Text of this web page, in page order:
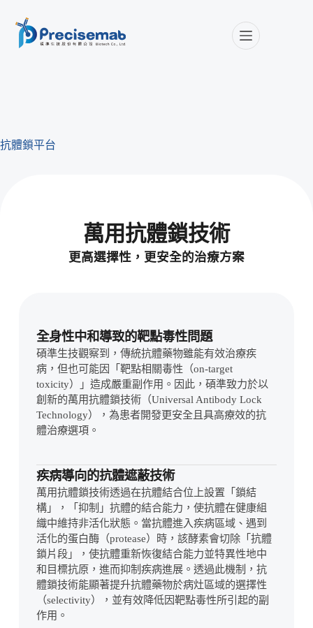
抗體鎖平台
萬用抗體鎖技術
更高選擇性，更安全的治療方案
全身性中和導致的靶點毒性問題
碩準生技觀察到，傳統抗體藥物雖能有效治療疾
病，但也可能因「靶點相關毒性（on-target
toxicity）」造成嚴重副作用。因此，碩準致力於以
創新的萬用抗體鎖技術（Universal Antibody Lock
Technology），為患者開發更安全且具高療效的抗
體治療選項。
疾病導向的抗體遮蔽技術
萬用抗體鎖技術透過在抗體結合位上設置「鎖結
構」，「抑制」抗體的結合能力，使抗體在健康組
織中維持非活化狀態。當抗體進入疾病區域、遇到
活化的蛋白酶（protease）時，該酵素會切除「抗體
鎖片段」，使抗體重新恢復結合能力並特異性地中
和目標抗原，進而抑制疾病進展。透過此機制，抗
體鎖技術能顯著提升抗體藥物於病灶區域的選擇性
（selectivity），並有效降低因靶點毒性所引起的副
作用。